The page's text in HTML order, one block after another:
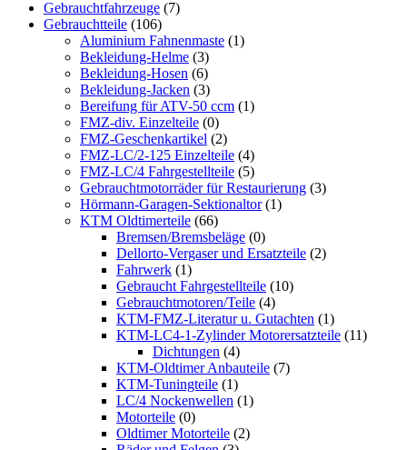
Gebrauchtfahrzeuge (7)
Gebrauchtteile (106)
Aluminium Fahnenmaste (1)
Bekleidung-Helme (3)
Bekleidung-Hosen (6)
Bekleidung-Jacken (3)
Bereifung für ATV-50 ccm (1)
FMZ-div. Einzelteile (0)
FMZ-Geschenkartikel (2)
FMZ-LC/2-125 Einzelteile (4)
FMZ-LC/4 Fahrgestellteile (5)
Gebrauchtmotorräder für Restaurierung (3)
Hörmann-Garagen-Sektionaltor (1)
KTM Oldtimerteile (66)
Bremsen/Bremsbeläge (0)
Dellorto-Vergaser und Ersatzteile (2)
Fahrwerk (1)
Gebraucht Fahrgestellteile (10)
Gebrauchtmotoren/Teile (4)
KTM-FMZ-Literatur u. Gutachten (1)
KTM-LC4-1-Zylinder Motorersatzteile (11)
Dichtungen (4)
KTM-Oldtimer Anbauteile (7)
KTM-Tuningteile (1)
LC/4 Nockenwellen (1)
Motorteile (0)
Oldtimer Motorteile (2)